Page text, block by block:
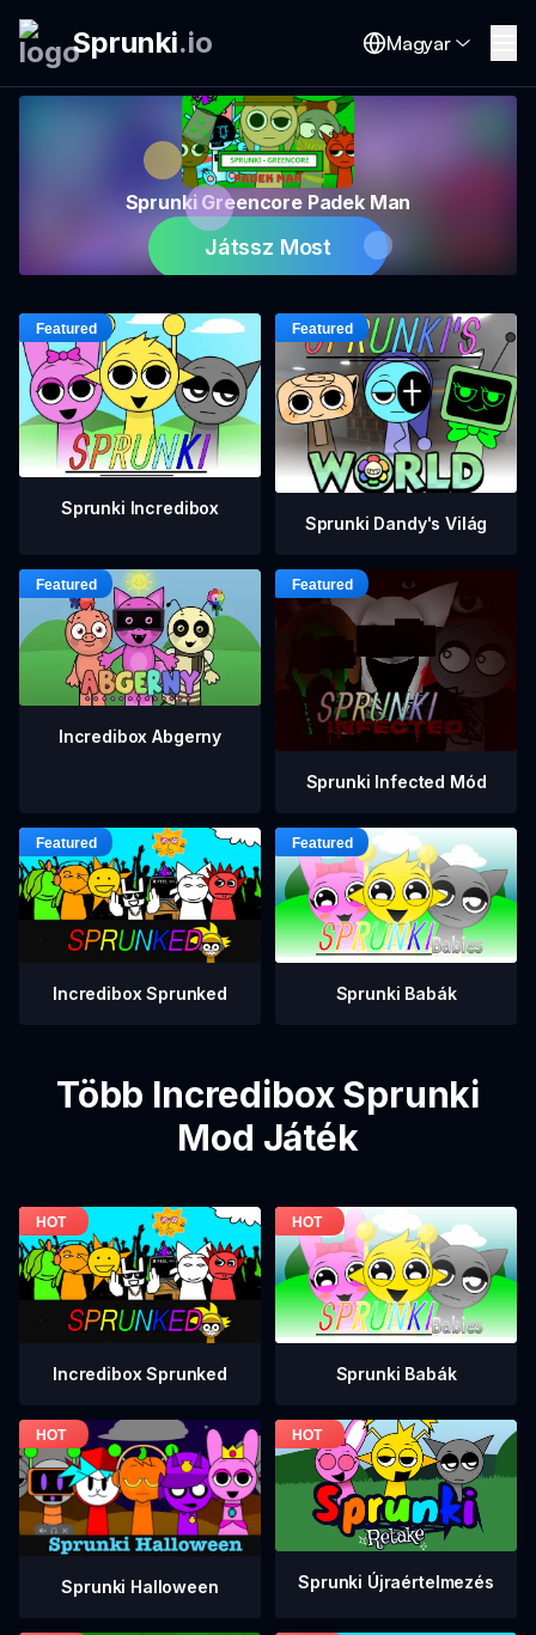
Sprunki.io Magyar
Sprunki Greencore Padek Man
Játssz Most
Sprunki Incredibox
Sprunki Dandy's Világ
Incredibox Abgerny
Sprunki Infected Mód
Incredibox Sprunked Sprunki Babák
Több Incredibox Sprunki
Mod Játék
Incredibox Sprunked Sprunki Babák
Sprunki Halloween Sprunki Újraértelmezés